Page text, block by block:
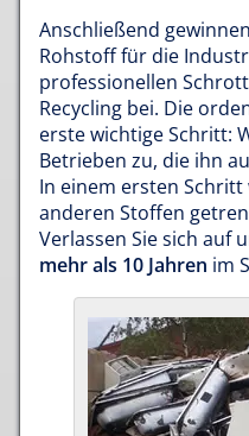
Anschließend
Rohstoff für die
professionellen
Recycling bei. Die
erste wichtige Schritt:
Betrieben zu, die ihn
In einem ersten
anderen Stoffen
Verlassen Sie sich auf
mehr als 10 Jahren im